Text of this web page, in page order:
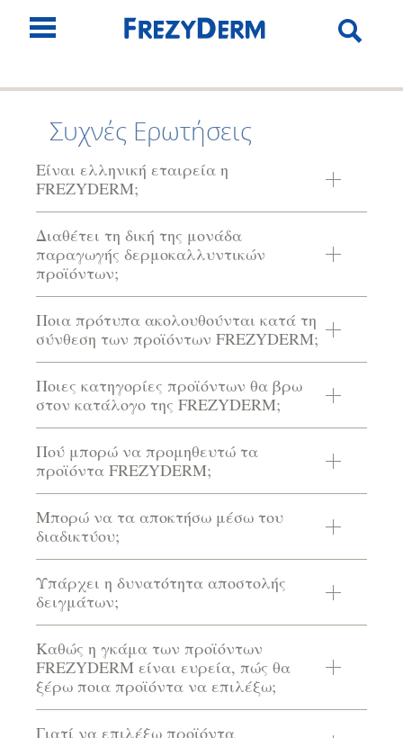
Συχνές Ερωτήσεις
Είναι ελληνική εταιρεία η
FREZYDERM;
Διαθέτει τη δική της μονάδα
παραγωγής δερμοκαλλυντικών
προϊόντων;
Ποια πρότυπα ακολουθούνται κατά τη
σύνθεση των προϊόντων FREZYDERM;
Ποιες κατηγορίες προϊόντων θα βρω
στον κατάλογο της FREZYDERM;
Πού μπορώ να προμηθευτώ τα
προϊόντα FREZYDERM;
Μπορώ να τα αποκτήσω μέσω του
διαδικτύου;
Υπάρχει η δυνατότητα αποστολής
δειγμάτων;
Καθώς η γκάμα των προϊόντων
FREZYDERM είναι ευρεία, πώς θα
ξέρω ποια προϊόντα να επιλέξω;
Γιατί να επιλέξω προϊόντα